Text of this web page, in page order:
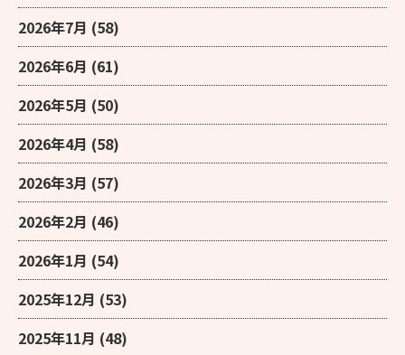
2026年7月 (58)
2026年6月 (61)
2026年5月 (50)
2026年4月 (58)
2026年3月 (57)
2026年2月 (46)
2026年1月 (54)
2025年12月 (53)
2025年11月 (48)